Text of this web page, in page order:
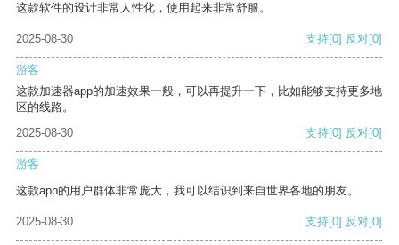
这款软件的设计非常人性化，使用起来非常舒服。
2025-08-30 支持[0] 反对[0]
游客
这款加速器app的加速效果一般，可以再提升一下，比如能够支持更多地
区的线路。
2025-08-30
支持[0] 反对[0]
游客
这款app的用户群体非常庞大，我可以结识到来自世界各地的朋友。
2025-08-30 支持[0] 反对[0]